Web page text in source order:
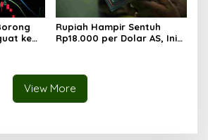
ke
Rupiah Hampir Sentuh
Rp18.000 per Dolar AS, Ini
View More